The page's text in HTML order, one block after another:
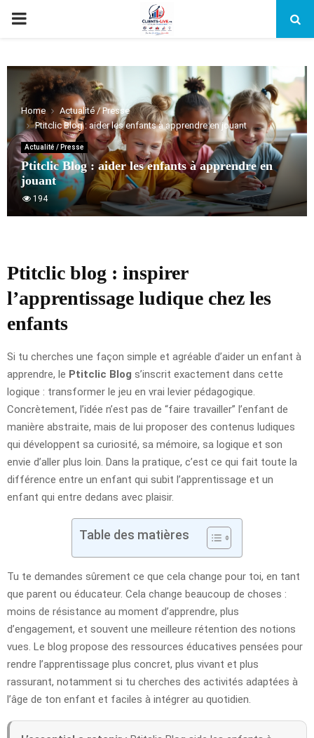
PRIMARY
Home
Actualité / Presse
Ptitclic Blog : aider les enfants à apprendre en jouant
Actualité / Presse
Ptitclic Blog : aider les enfants à apprendre en
jouant
194
Ptitclic blog : inspirer
l’apprentissage ludique chez les
enfants
Si tu cherches une façon simple et agréable d’aider un enfant à
apprendre, le Ptitclic Blog s’inscrit exactement dans cette
logique : transformer le jeu en vrai levier pédagogique.
Concrètement, l’idée n’est pas de “faire travailler” l’enfant de
manière abstraite, mais de lui proposer des contenus ludiques
qui développent sa curiosité, sa mémoire, sa logique et son
envie d’aller plus loin. Dans la pratique, c’est ce qui fait toute la
différence entre un enfant qui subit l’apprentissage et un
enfant qui entre dedans avec plaisir.
Table des matières
Tu te demandes sûrement ce que cela change pour toi, en tant
que parent ou éducateur. Cela change beaucoup de choses :
moins de résistance au moment d’apprendre, plus
d’engagement, et souvent une meilleure rétention des notions
vues. Le blog propose des ressources éducatives pensées pour
rendre l’apprentissage plus concret, plus vivant et plus
rassurant, notamment si tu cherches des activités adaptées à
l’âge de ton enfant et faciles à intégrer au quotidien.